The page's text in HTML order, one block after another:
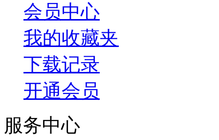
会员中心
我的收藏夹
下载记录
开通会员
服务中心